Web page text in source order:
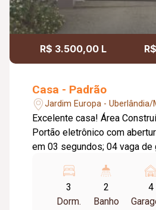
R$ 3.500,00 L
Casa - Padrão
Jardim Europa - Uberlândia/
Excelente casa! Área
Portão eletrônico com
em 03 segundos; 04 vaga de
simultaneamente lado a lado);
de estar; 03 quartos sendo 01 suíte com
armário, banho suíte com armário sob pia
3
Dorm.
2
Banho
4